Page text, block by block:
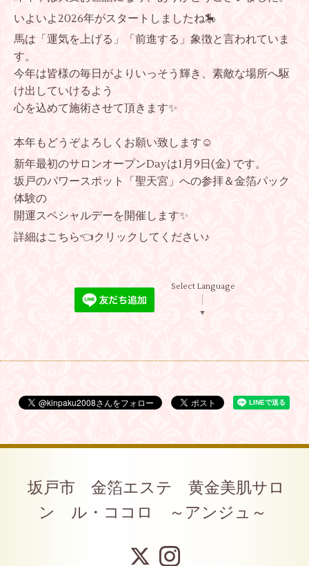
いよいよ2026年がスタートしましたね🎠
馬は「運気を上げる」「前進する」象徴と言われていま
す。
今年は皆様の毎日がよりいっそう輝き、素敵な場所へ駆
け出していけるよう
心を込めて施術させて頂きます✨
本年もどうぞよろしくお願い致します☺️
新年最初のサロンオープンDayは1月9日(金) です。
坂戸のパワースポット「聖天宮」への参拝＆金箔パック
体験の
開運スペシャルデーを開催します✨
詳細はこちら👈クリックしてください♪
Select Language
▼
坂戸市 金箔エステ 黄金美肌サロ
ン ル・ココロ ～アンジュ～